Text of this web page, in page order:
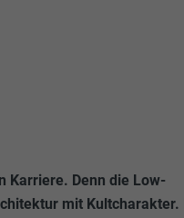
Karriere. Denn die Low-
mit Kultcharakter.